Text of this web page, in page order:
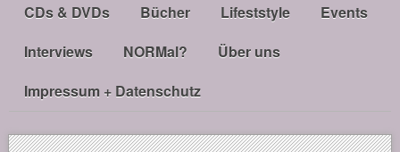
CDs & DVDs Bücher Lifeststyle
Events
Interviews
NORMal?
Über uns
Impressum + Datenschutz